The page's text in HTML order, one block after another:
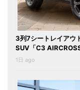
3列7シートレイアウ
SUV「C3
1日 ago